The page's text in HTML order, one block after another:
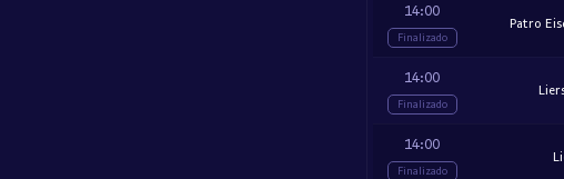
14:00
Finalizado
Patro
14:00
Finalizado
14:00
Finalizado